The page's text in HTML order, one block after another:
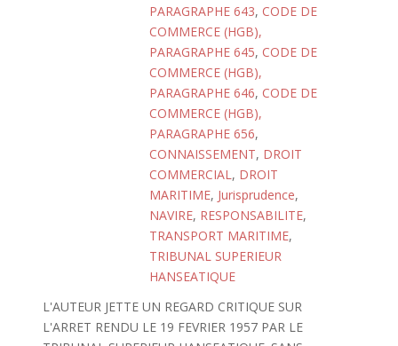
PARAGRAPHE 643, CODE DE
COMMERCE (HGB),
PARAGRAPHE 645, CODE DE
COMMERCE (HGB),
PARAGRAPHE 646, CODE DE
COMMERCE (HGB),
PARAGRAPHE 656,
CONNAISSEMENT, DROIT
COMMERCIAL, DROIT
MARITIME, Jurisprudence,
NAVIRE, RESPONSABILITE,
TRANSPORT MARITIME,
TRIBUNAL SUPERIEUR
HANSEATIQUE
L'AUTEUR JETTE UN REGARD CRITIQUE SUR
L'ARRET RENDU LE 19 FEVRIER 1957 PAR LE